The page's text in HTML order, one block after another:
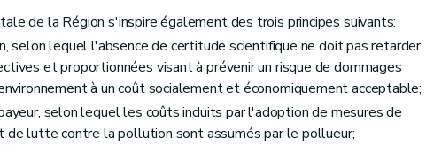
de la Région s'inspire également des trois principes suivants:
selon lequel l'absence de certitude scientifique ne doit pas retarder
et proportionnées visant à prévenir un risque de dommages
à un coût socialement et économiquement acceptable;
selon lequel les coûts induits par l'adoption de mesures de
de lutte contre la pollution sont assumés par le pollueur;